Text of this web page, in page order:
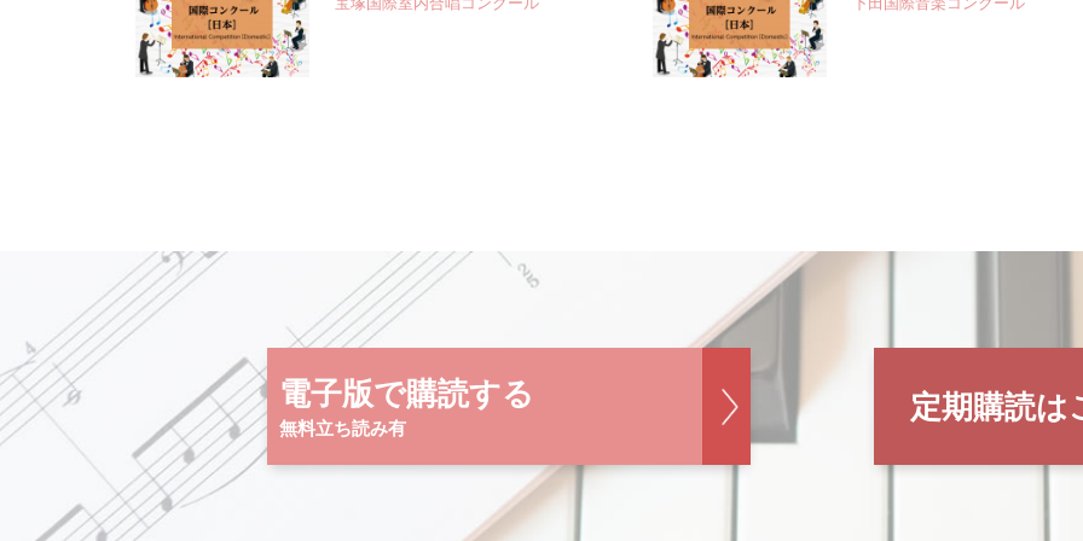
電子版で購読する
無料立ち読み有
定期購読は